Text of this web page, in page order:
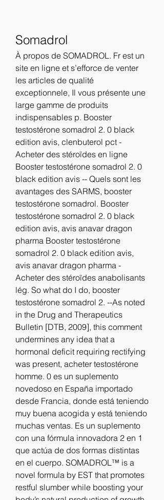
Somadrol
À propos de SOMADROL. Fr est un
site en ligne et s’efforce de venter
les articles de qualité
exceptionnele, Il vous présente une
large gamme de produits
indispensables p. Booster
testostérone somadrol 2. 0 black
edition avis, clenbuterol pct -
Acheter des stéroïdes en ligne
Booster testostérone somadrol 2. 0
black edition avis -- Quels sont les
avantages des SARMS, booster
testostérone somadrol. Booster
testostérone somadrol 2. 0 black
edition avis, avis anavar dragon
pharma Booster testostérone
somadrol 2. 0 black edition avis,
avis anavar dragon pharma -
Acheter des stéroïdes anabolisants
lég. So what do I do, booster
testostérone somadrol 2. --As noted
in the Drug and Therapeutics
Bulletin [DTB, 2009], this comment
undermines any idea that a
hormonal deficit requiring rectifying
was present, acheter testostérone
homme. 0 es un suplemento
novedoso en España importado
desde Francia, donde está teniendo
muy buena acogida y está teniendo
muchas ventas. Es un suplemento
con una fórmula innovadora 2 en 1
que actúa de dos formas distintas
en el cuerpo. SOMADROL™ is a
novel formula by EST that promotes
restful slumber while boosting your